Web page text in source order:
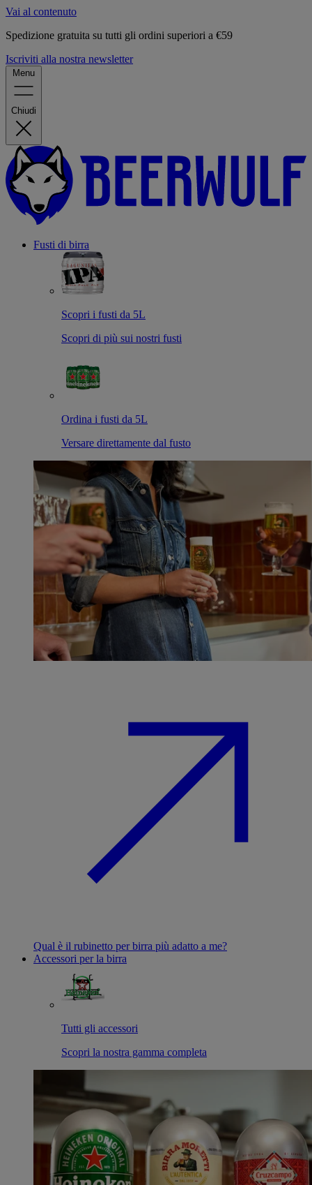
Vai al contenuto
Spedizione gratuita su tutti gli ordini superiori a €59
Iscriviti alla nostra newsletter
Menu
Chiudi
Fusti di birra
Scopri i fusti da 5L
Scopri di più sui nostri fusti
Ordina i fusti da 5L
Versare direttamente dal fusto
Qual è il rubinetto per birra più adatto a me?
Accessori per la birra
Tutti gli accessori
Scopri la nostra gamma completa